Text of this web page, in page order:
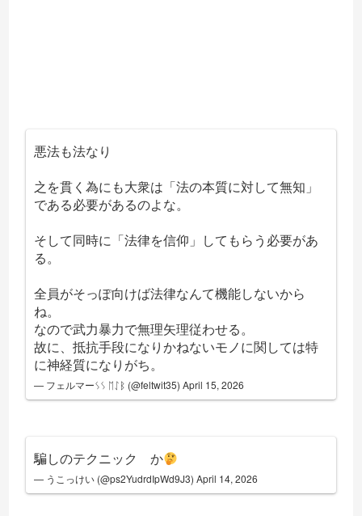
悪法も法なり
之を貫く為にも大衆は「法の本質に対して無知」
である必要があるのよな。
そして同時に「法律を信仰」してもらう必要があ
る。
全員がそっぽ向けば法律なんて機能しないから
ね。
なので武力暴力で無理矢理従わせる。
故に、抵抗手段になりかねないモノに関しては特
に神経質になりがち。
— フェルマーᛊᛊ ᛖᛇᛒ (@feltwit35)April 15, 2026
騙しのテクニック か
— うこっけい (@ps2YudrdIpWd9J3)April 14, 2026